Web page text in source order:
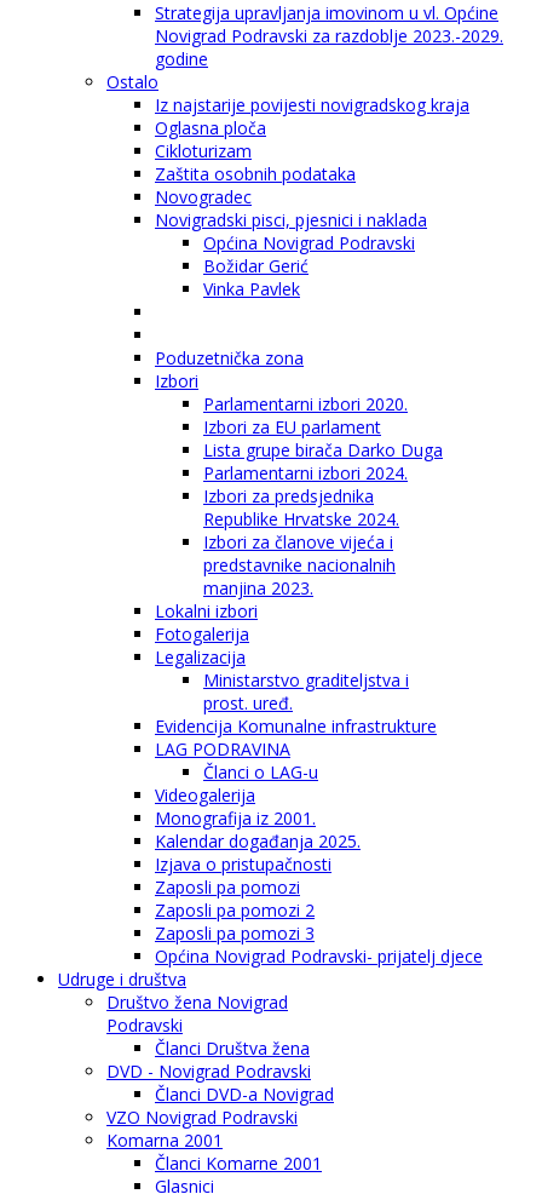
Strategija upravljanja imovinom u vl. Općine
Novigrad Podravski za razdoblje 2023.-2029.
godine
Ostalo
Iz najstarije povijesti novigradskog kraja
Oglasna ploča
Cikloturizam
Zaštita osobnih podataka
Novogradec
Novigradski pisci, pjesnici i naklada
Općina Novigrad Podravski
Božidar Gerić
Vinka Pavlek
Poduzetnička zona
Izbori
Parlamentarni izbori 2020.
Izbori za EU parlament
Lista grupe birača Darko Duga
Parlamentarni izbori 2024.
Izbori za predsjednika
Republike Hrvatske 2024.
Izbori za članove vijeća i
predstavnike nacionalnih
manjina 2023.
Lokalni izbori
Fotogalerija
Legalizacija
Ministarstvo graditeljstva i
prost. uređ.
Evidencija Komunalne infrastrukture
LAG PODRAVINA
Članci o LAG-u
Videogalerija
Monografija iz 2001.
Kalendar događanja 2025.
Izjava o pristupačnosti
Zaposli pa pomozi
Zaposli pa pomozi 2
Zaposli pa pomozi 3
Općina Novigrad Podravski- prijatelj djece
Udruge i društva
Društvo žena Novigrad
Podravski
Članci Društva žena
DVD - Novigrad Podravski
Članci DVD-a Novigrad
VZO Novigrad Podravski
Komarna 2001
Članci Komarne 2001
Glasnici